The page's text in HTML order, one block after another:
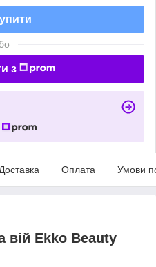
з
Доставка Оплата Умови
вій Ekko Beauty